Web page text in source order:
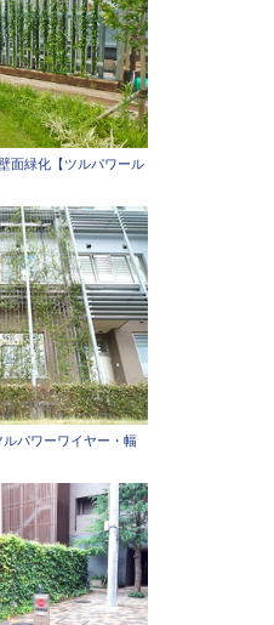
面緑化【ツルパワール
パワーワイヤー・幅